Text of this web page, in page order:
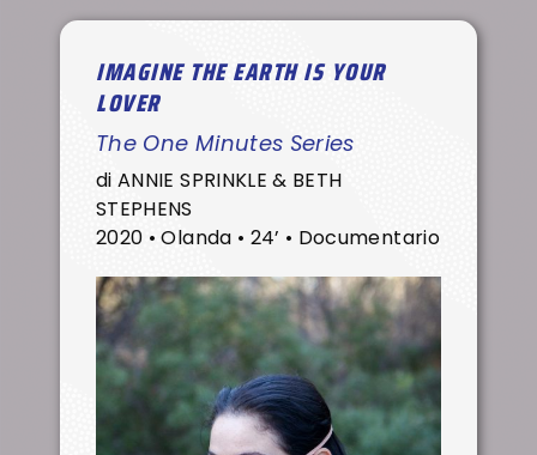
IMAGINE THE EARTH IS YOUR
LOVER
The One Minutes Series
di ANNIE SPRINKLE & BETH
STEPHENS
2020 • Olanda • 24’ • Documentario